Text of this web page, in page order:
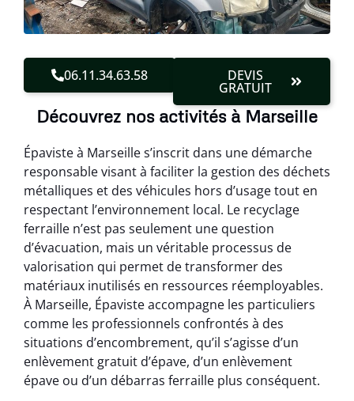
06.11.34.63.58 DEVIS
GRATUIT
Découvrez nos activités à Marseille
Épaviste à Marseille s’inscrit dans une démarche
responsable visant à faciliter la gestion des déchets
métalliques et des véhicules hors d’usage tout en
respectant l’environnement local. Le recyclage
ferraille n’est pas seulement une question
d’évacuation, mais un véritable processus de
valorisation qui permet de transformer des
matériaux inutilisés en ressources réemployables.
À Marseille, Épaviste accompagne les particuliers
comme les professionnels confrontés à des
situations d’encombrement, qu’il s’agisse d’un
enlèvement gratuit d’épave, d’un enlèvement
épave ou d’un débarras ferraille plus conséquent.